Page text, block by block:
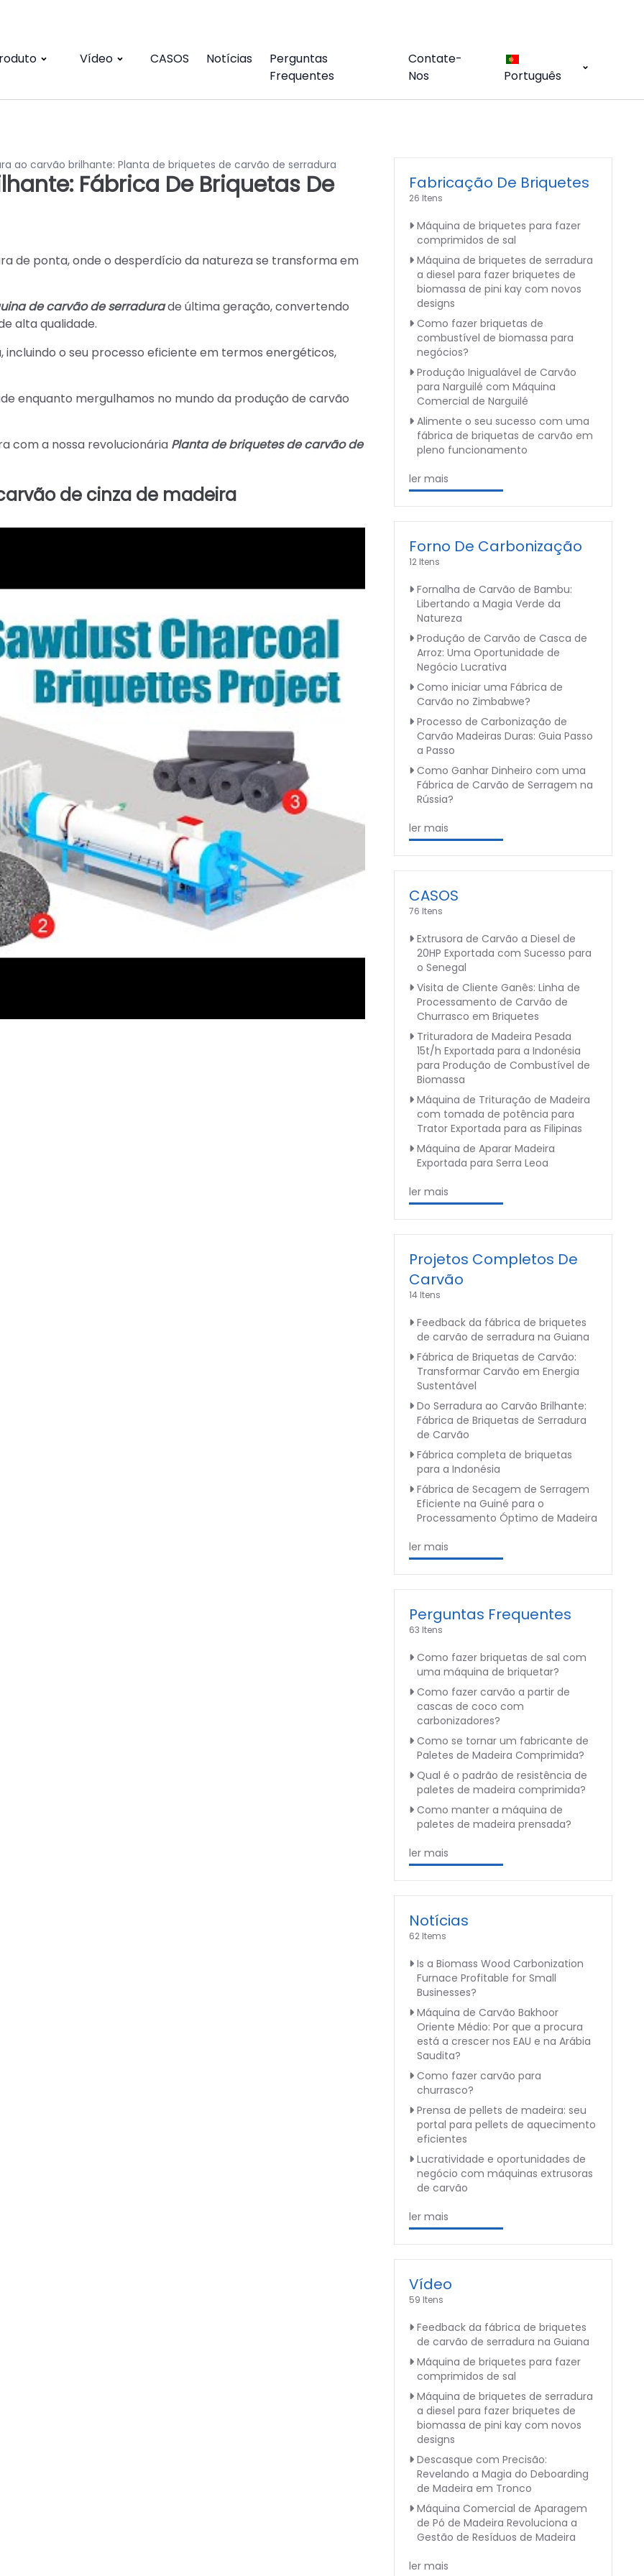
Vídeo CASOS Notícias
Perguntas
Frequentes
Contate-
Nos
Português
ao carvão brilhante: Planta de briquetes de carvão de serradura
Fábrica De Briquetas De
de ponta, onde o desperdício da natureza se transforma em
de carvão de serradurade última geração, convertendo
alta qualidade.
o seu processo eficiente em termos energéticos,
enquanto mergulhamos no mundo da produção de carvão
com a nossa revolucionária Planta de briquetes de carvão de
de cinza de madeira
Fabricação De Briquetes
26 Itens
Máquina de briquetes para fazer
comprimidos de sal
Máquina de briquetes de serradura
a diesel para fazer briquetes de
biomassa de pini kay com novos
designs
Como fazer briquetas de
combustível de biomassa para
negócios?
Produção Inigualável de Carvão
para Narguilé com Máquina
Comercial de Narguilé
Alimente o seu sucesso com uma
fábrica de briquetas de carvão em
pleno funcionamento
ler mais
Forno De Carbonização
12 Itens
Fornalha de Carvão de Bambu:
Libertando a Magia Verde da
Natureza
Produção de Carvão de Casca de
Arroz: Uma Oportunidade de
Negócio Lucrativa
Como iniciar uma Fábrica de
Carvão no Zimbabwe?
Processo de Carbonização de
Carvão Madeiras Duras: Guia Passo
a Passo
Como Ganhar Dinheiro com uma
Fábrica de Carvão de Serragem na
Rússia?
ler mais
CASOS
76 Itens
Extrusora de Carvão a Diesel de
20HP Exportada com Sucesso para
o Senegal
Visita de Cliente Ganês: Linha de
Processamento de Carvão de
Churrasco em Briquetes
Trituradora de Madeira Pesada
15t/h Exportada para a Indonésia
para Produção de Combustível de
Biomassa
Máquina de Trituração de Madeira
com tomada de potência para
Trator Exportada para as Filipinas
Máquina de Aparar Madeira
Exportada para Serra Leoa
ler mais
Projetos Completos De
Carvão
14 Itens
Feedback da fábrica de briquetes
de carvão de serradura na Guiana
Fábrica de Briquetas de Carvão:
Transformar Carvão em Energia
Sustentável
Do Serradura ao Carvão Brilhante:
Fábrica de Briquetas de Serradura
de Carvão
Fábrica completa de briquetas
para a Indonésia
Fábrica de Secagem de Serragem
Eficiente na Guiné para o
Processamento Óptimo de Madeira
ler mais
Perguntas Frequentes
63 Itens
Como fazer briquetas de sal com
uma máquina de briquetar?
Como fazer carvão a partir de
cascas de coco com
carbonizadores?
Como se tornar um fabricante de
Paletes de Madeira Comprimida?
Qual é o padrão de resistência de
paletes de madeira comprimida?
Como manter a máquina de
paletes de madeira prensada?
ler mais
Notícias
62 Items
Is a Biomass Wood Carbonization
Furnace Profitable for Small
Businesses?
Máquina de Carvão Bakhoor
Oriente Médio: Por que a procura
está a crescer nos EAU e na Arábia
Saudita?
Como fazer carvão para
churrasco?
Prensa de pellets de madeira: seu
portal para pellets de aquecimento
eficientes
Lucratividade e oportunidades de
negócio com máquinas extrusoras
de carvão
ler mais
Vídeo
59 Itens
Feedback da fábrica de briquetes
de carvão de serradura na Guiana
Máquina de briquetes para fazer
comprimidos de sal
Máquina de briquetes de serradura
a diesel para fazer briquetes de
biomassa de pini kay com novos
designs
Descasque com Precisão:
Revelando a Magia do Deboarding
de Madeira em Tronco
Máquina Comercial de Aparagem
de Pó de Madeira Revoluciona a
Gestão de Resíduos de Madeira
ler mais